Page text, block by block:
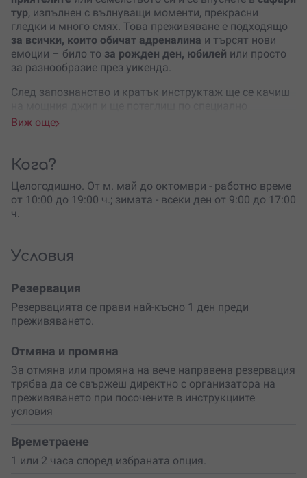
тур, изпълнен с вълнуващи моменти, прекрасни
гледки и много смях. Това преживяване е подходящо
за всички, които обичат адреналина и търсят нови
емоции – било то за рожден ден, юбилей или просто
за разнообразие през уикенда.
След запознанство и кратък инструктаж ще се качиш
подбрани офроуд маршрути, които ще те отведат до
предоставяйки ти възможността да усетиш офроуд
емоцията.
През цялото време ще имаш възможността да се
наслаждаваш на
След около час приключение ще се върнеш на
впечатления. Това офроуд приключение е не само
начин да се забавляваш, но и възможностда
опознаеш по-добре
Не пропускай възможността да изживееш нещо
различно и вълнуващо! Вземи ваучер за шофиране на
офроуд джип край Варнаи подари на себе си или на
близките си незабравими моменти сред природата.
Виж още
Кога?
Целогодишно. От м. май до октомври - работно време
от 10:00 до 19:00 ч.; зимата - всеки ден от 9:00 до 17:00
ч.
Условия
Резервация
Резервацията се прави най-късно 1 ден преди
преживяването.
Отмяна и промяна
За отмяна или промяна на вече направена резервация
трябва да се свържеш директно с организатора на
преживяването при посочените в инструкциите
условия
Времетраене
1 или 2 часа според избраната опция.